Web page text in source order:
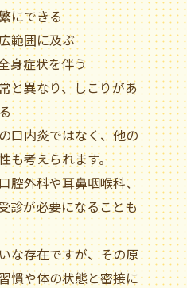
にできる
範囲に及ぶ
身症状を伴う
と異なり、しこりがあ
口内炎ではなく、他の
も考えられます。
腔外科や耳鼻咽喉科、
診が必要になることも
な存在ですが、その原
慣や体の状態と密接に